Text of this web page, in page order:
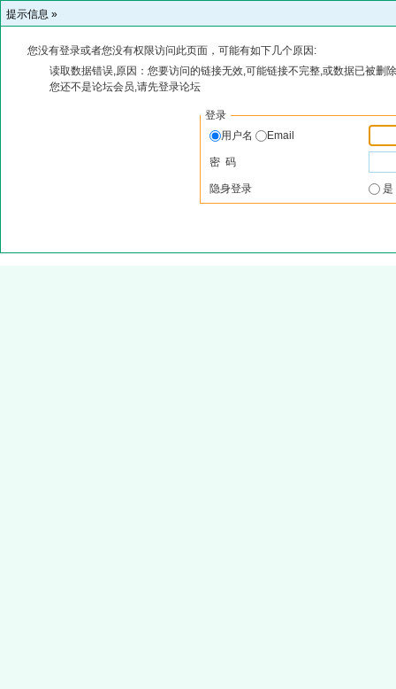
提示信息 »
您没有登录或者您没有权限访问此页面，可能有如下几个原因:
读取数据错误,原因：您要访问的链接无效,可能链接不完整,或数据已被删
您还不是论坛会员,请先登录论坛
登录
用户名
Email
密 码
隐身登录